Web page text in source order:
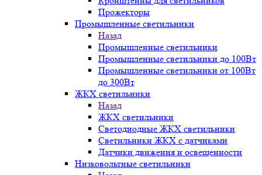
Прожекторы
Промышленные светильники
Назад
Промышленные светильники
Промышленные светильники до 100Вт
Промышленные светильники от 100Вт
до 300Вт
ЖКХ светильники
Назад
ЖКХ светильники
Светодиодные ЖКХ светильники
Светильники ЖКХ с датчиками
Датчики движения и освещенности
Низковольтные светильники